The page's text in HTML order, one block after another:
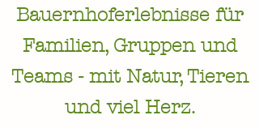
Bauernhoferlebnisse für
Familien, Gruppen und
Teams - mit Natur, Tieren
und viel Herz.